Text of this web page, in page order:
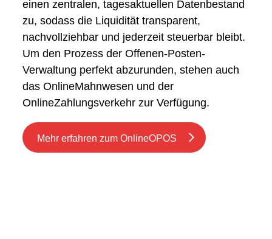
einen zentralen, tagesaktuellen Datenbestand
zu, sodass die Liquidität transparent,
nachvollziehbar und jederzeit steuerbar bleibt.
Um den Prozess der Offenen-Posten-
Verwaltung perfekt abzurunden, stehen auch
das OnlineMahnwesen und der
OnlineZahlungsverkehr zur Verfügung.
Mehr erfahren zum OnlineOPOS